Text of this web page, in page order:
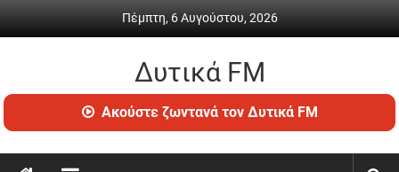
Πέμπτη, 6 Αυγούστου, 2026
Δυτικά FM
Ραδιόφωνο
•
ενημέρωση
Ακούστε ζωντανά τον Δυτικά FM